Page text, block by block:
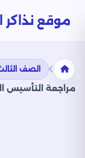
موقع نذاكر
الصف